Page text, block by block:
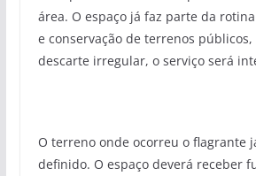
área. O espaço já faz parte da
e conservação de terrenos
descarte irregular, o serviço será
O terreno onde ocorreu o flagrante
definido. O espaço deverá receber